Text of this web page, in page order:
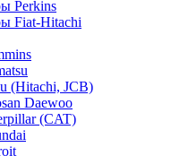
Perkins
Fiat-Hitachi
(Hitachi, JCB)
Daewoo
(CAT)